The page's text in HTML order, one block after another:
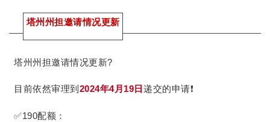
塔州州担邀请情况更新
塔州州担邀请情况更新?
目前依然审理到 2024年4月19日递交的申请❗
✅190配额：